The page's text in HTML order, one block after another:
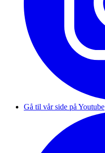
Gå til vår side på Youtube